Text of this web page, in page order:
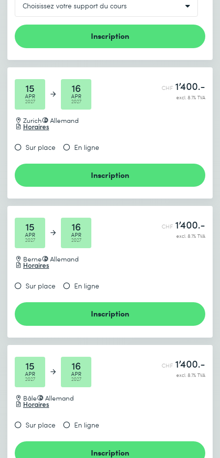
Inscription
15
APR
2027
16
APR
2027
Zurich Allemand
Horaires
CHF 1’400.-
excl. 8.1% TVA
Sur place En ligne
Inscription
15
APR
2027
16
APR
2027
Berne Allemand
Horaires
CHF 1’400.-
excl. 8.1% TVA
Sur place En ligne
Inscription
15
APR
2027
16
APR
2027
Bâle Allemand
Horaires
CHF 1’400.-
excl. 8.1% TVA
Sur place En ligne
Inscription